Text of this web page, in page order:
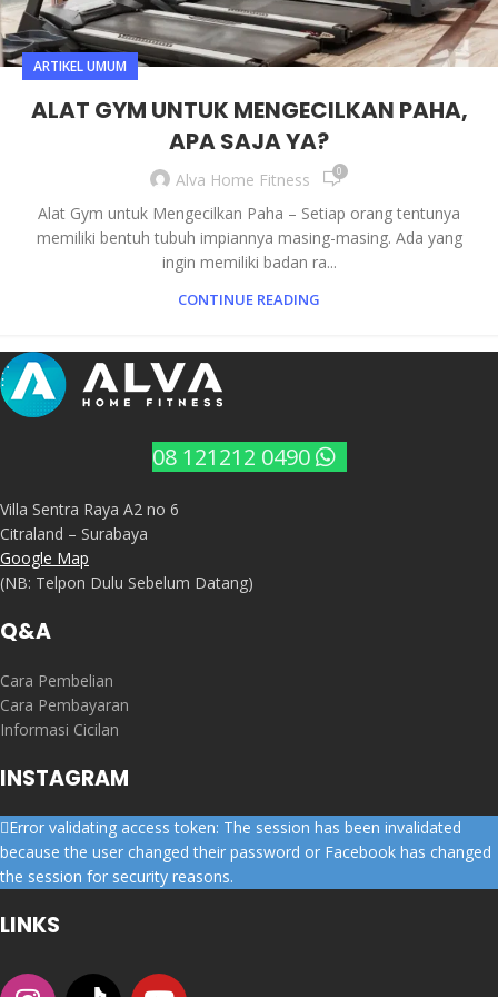
ARTIKEL UMUM
ALAT GYM UNTUK MENGECILKAN PAHA,
APA SAJA YA?
Alva Home Fitness 0
Alat Gym untuk Mengecilkan Paha – Setiap orang tentunya
memiliki bentuh tubuh impiannya masing-masing. Ada yang
ingin memiliki badan ra...
CONTINUE READING
08 121212 0490
Villa Sentra Raya A2 no 6
Citraland – Surabaya
Google Map
(NB: Telpon Dulu Sebelum Datang)
Q&A
Cara Pembelian
Cara Pembayaran
Informasi Cicilan
INSTAGRAM
Error validating access token: The session has been invalidated
because the user changed their password or Facebook has changed
the session for security reasons.
LINKS